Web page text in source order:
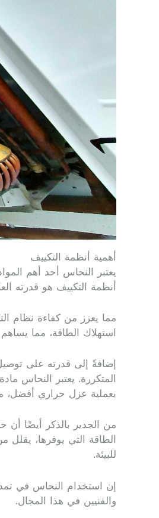
أهمية أنظمة التكييف
يعتبر النحاس أحد أهم
أنظمة التكييف هو قدرته
مما يعزز من كفاءة نظام
استهلاك الطاقة، مما
إضافةً إلى قدرته على
المتكررة. يعتبر النحاس
بعملية عزل حراري أفضل،
من الجدير بالذكر أيضًا
الطاقة التي يوفرها، يقلل
للبيئة.
إن استخدام النحاس في
والفنيين في هذا المجال.